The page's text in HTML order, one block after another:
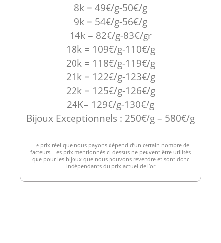
8k = 49€/g-50€/g
9k = 54€/g-56€/g
14k = 82€/g-83€/gr
18k = 109€/g-110€/g
20k = 118€/g-119€/g
21k = 122€/g-123€/g
22k = 125€/g-126€/g
24K= 129€/g-130€/g
Bijoux Exceptionnels : 250€/g – 580€/g
Le prix réel que nous payons dépend d’un certain nombre de
facteurs. Les prix mentionnés ci-dessus ne peuvent être utilisés
que pour les bijoux que nous pouvons revendre et sont donc
indépendants du prix actuel de l’or